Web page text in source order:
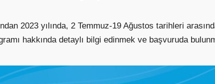
2023 yılında, 2 Temmuz-19 Ağustos tarihleri
hakkında detaylı bilgi edinmek ve başvuruda